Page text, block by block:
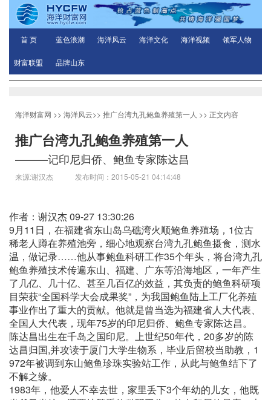
首 页 蓝色浪潮 海洋风云 海洋文化 海洋视频 领军人物
财富联盟 品牌山东
海洋财富网 >> 海洋风云>> 推广台湾九孔鲍鱼养殖第一人 >> 正文内容
推广台湾九孔鲍鱼养殖第一人
———记印尼归侨、鲍鱼专家陈达昌
来源:谢汉杰 发布时间：2015-05-21 04:14:48
作者：谢汉杰 09-27 13:30:26
9月11日，在福建省东山岛乌礁湾火顺鲍鱼养殖场，1位古
稀老人蹲在养殖池旁，细心地观察台湾九孔鲍鱼摄食，测水
温，做记录……他从事鲍鱼科研工作35个年头，将台湾九孔
鲍鱼养殖技术传遍东山、福建、广东等沿海地区，一年产生
了几亿、几十亿、甚至几百亿的效益，其负责的鲍鱼科研项
目荣获“全国科学大会成果奖”，为我国鲍鱼陆上工厂化养殖
事业作出了重大的贡献。他就是曾当选为福建省人大代表、
全国人大代表，现年75岁的印尼归侨、鲍鱼专家陈达昌。
陈达昌出生在千岛之国印尼。上世纪50年代，20多岁的陈
达昌归国,并攻读于厦门大学生物系，毕业后留校当助教，1
972年被调到东山鲍鱼珍珠实验站工作，从此与鲍鱼结下了
不解之缘。
1983年，他爱人不幸去世，家里丢下3个年幼的儿女，他既